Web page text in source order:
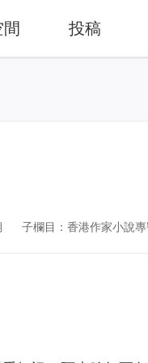
投稿
子欄目：香港作家小說專